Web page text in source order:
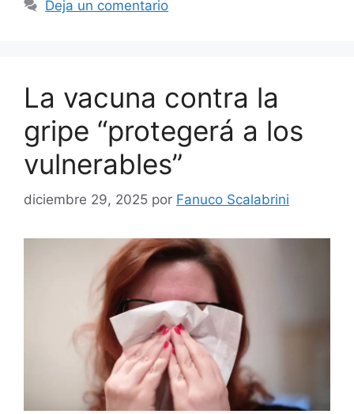
Deja un comentario
La vacuna contra la
gripe “protegerá a los
vulnerables”
diciembre 29, 2025 por Fanuco Scalabrini